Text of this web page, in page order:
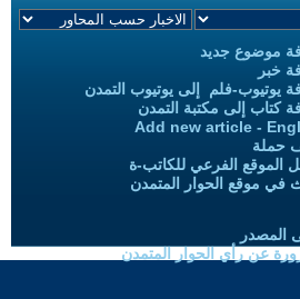
موضوع جديد
خبر
يوتيوب-فلم إلى يوتيوب التمدن
كتاب إلى مكتبة التمدن
Add new article -
حملة
الموقع الفرعي للكاتب-ة
في موقع الحوار المتمدن
المصدر
عن رأي الحوار المتمدن